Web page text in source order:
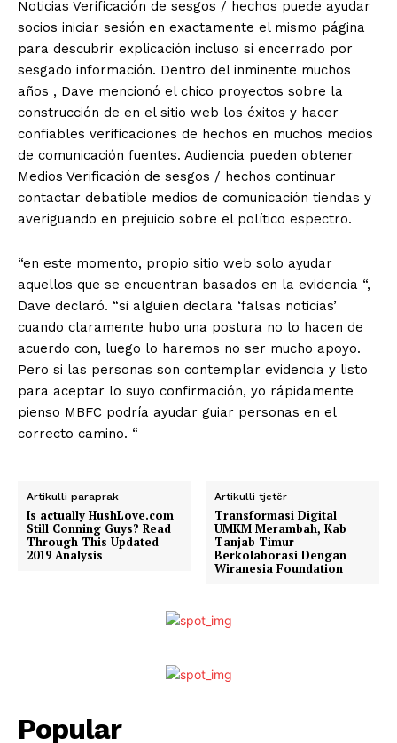
Noticias Verificación de sesgos / hechos puede ayudar
socios iniciar sesión en exactamente el mismo página
para descubrir explicación incluso si encerrado por
sesgado información. Dentro del inminente muchos
años , Dave mencionó el chico proyectos sobre la
construcción de en el sitio web los éxitos y hacer
confiables verificaciones de hechos en muchos medios
de comunicación fuentes. Audiencia pueden obtener
Medios Verificación de sesgos / hechos continuar
contactar debatible medios de comunicación tiendas y
averiguando en prejuicio sobre el político espectro.
“en este momento, propio sitio web solo ayudar
aquellos que se encuentran basados ​​en la evidencia “,
Dave declaró. “si alguien declara ‘falsas noticias’
cuando claramente hubo una postura no lo hacen de
acuerdo con, luego lo haremos no ser mucho apoyo.
Pero si las personas son contemplar evidencia y listo
para aceptar lo suyo confirmación, yo rápidamente
pienso MBFC podría ayudar guiar personas en el
correcto camino. “
Artikulli paraprak
Is actually HushLove.com
Still Conning Guys? Read
Through This Updated
2019 Analysis
Artikulli tjetër
Transformasi Digital
UMKM Merambah, Kab
Tanjab Timur
Berkolaborasi Dengan
Wiranesia Foundation
Popular